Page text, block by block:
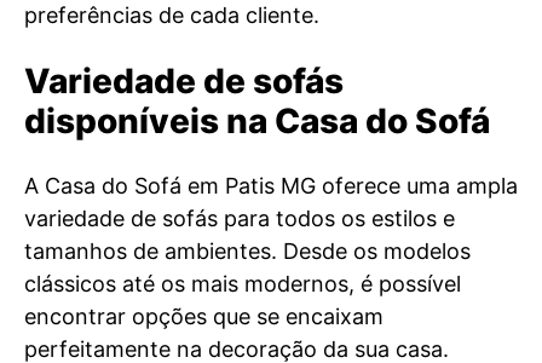
preferências de cada cliente.
Variedade de sofás
disponíveis na Casa do Sofá
A Casa do Sofá em Patis MG oferece uma ampla
variedade de sofás para todos os estilos e
tamanhos de ambientes. Desde os modelos
clássicos até os mais modernos, é possível
encontrar opções que se encaixam
perfeitamente na decoração da sua casa.